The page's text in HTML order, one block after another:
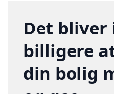
Det bliver
billigere
din bolig